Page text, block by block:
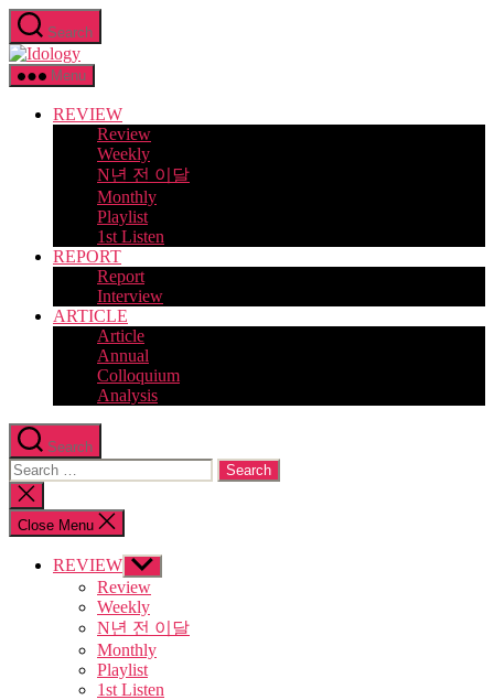
Skip
to
the
content
Search
Idology
Menu
REVIEW
Review
Weekly
N년 전 이달
Monthly
Playlist
1st Listen
REPORT
Report
Interview
ARTICLE
Article
Annual
Colloquium
Analysis
Search
Search
for:
Close
search
Close Menu
REVIEW Show
sub
menu
Review
Weekly
N년 전 이달
Monthly
Playlist
1st Listen